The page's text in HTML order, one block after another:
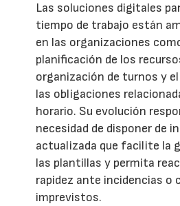
Las soluciones digitales
tiempo de trabajo están
en las organizaciones
planificación de los
organización de turnos y
las obligaciones
horario. Su evolución
necesidad de disponer de
actualizada que facilite la
las plantillas y permita
rapidez ante incidencias o
imprevistos.